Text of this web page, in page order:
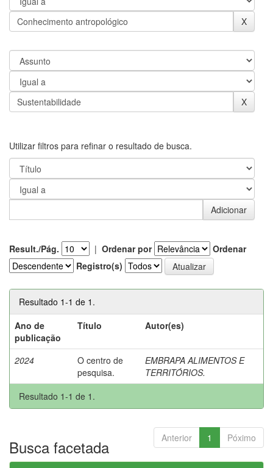
Utilizar filtros para refinar o resultado de busca.
Result./Pág. | Ordenar por
Ordenar
Registro(s)
Resultado 1-1 de 1.
Ano de
publicação
Título Autor(es)
2024
O centro de
pesquisa.
EMBRAPA ALIMENTOS E
TERRITÓRIOS.
Resultado 1-1 de 1.
Anterior 1 Póximo
Busca facetada